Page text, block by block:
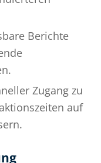
Berichte
Zugang zu
auf